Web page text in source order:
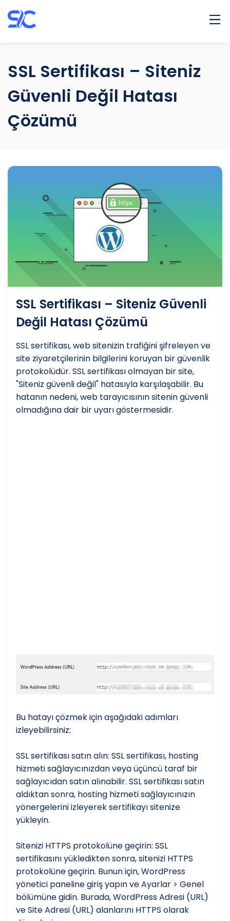
Banka Hesapları
Projeler
Ürünler
Blog
Select Language▼
SSL Sertifikası – Siteniz
Güvenli Değil Hatası
Çözümü
SSL Sertifikası – Siteniz Güvenli
Değil Hatası Çözümü
SSL sertifikası, web sitenizin trafiğini şifreleyen ve
site ziyaretçilerinin bilgilerini koruyan bir güvenlik
protokolüdür. SSL sertifikası olmayan bir site,
"Siteniz güvenli değil" hatasıyla karşılaşabilir. Bu
hatanın nedeni, web tarayıcısının sitenin güvenli
olmadığına dair bir uyarı göstermesidir.
Bu hatayı çözmek için aşağıdaki adımları
izleyebilirsiniz:
SSL sertifikası satın alın: SSL sertifikası, hosting
hizmeti sağlayıcınızdan veya üçüncü taraf bir
sağlayıcıdan satın alınabilir. SSL sertifikası satın
aldıktan sonra, hosting hizmeti sağlayıcınızın
yönergelerini izleyerek sertifikayı sitenize
yükleyin.
Sitenizi HTTPS protokolüne geçirin: SSL
sertifikasını yükledikten sonra, sitenizi HTTPS
protokolüne geçirin. Bunun için, WordPress
yönetici paneline giriş yapın ve Ayarlar > Genel
bölümüne gidin. Burada, WordPress Adresi (URL)
ve Site Adresi (URL) alanlarını HTTPS olarak